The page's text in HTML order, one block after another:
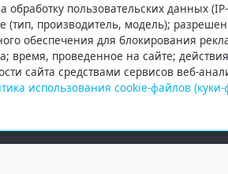
пользовательских данных
(тип, производитель, модель);
обеспечения для блокирования
время, проведенное на сайте; действия
сайта средствами сервисов веб-
использования cookie-файлов